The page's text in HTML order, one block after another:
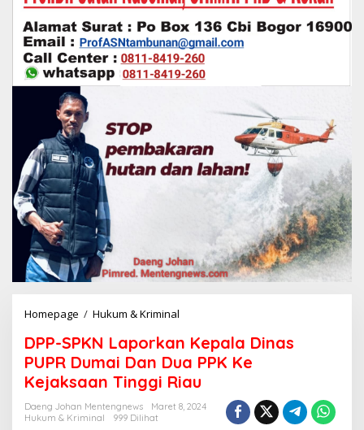
Homepage / Hukum & Kriminal
P
-
S
P
K
DPP-SPKN Laporkan Kepala Dinas
PUPR Dumai Dan Dua PPK Ke
Kejaksaan Tinggi Riau
Daeng Johan Mentengnews
Maret 8, 2024
Hukum & Kriminal
999 Dilihat